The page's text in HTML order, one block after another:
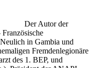
Der Autor der
Französische
in Gambia und
Fremdenlegionäre
des 1. BEP, und